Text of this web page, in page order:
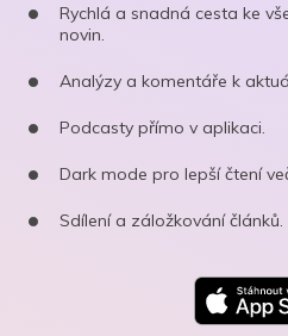
Rychlá a snadná cesta ke
novin.
Analýzy a komentáře k
Podcasty přímo v aplikaci.
Dark mode pro lepší čtení
Sdílení a záložkování článků.